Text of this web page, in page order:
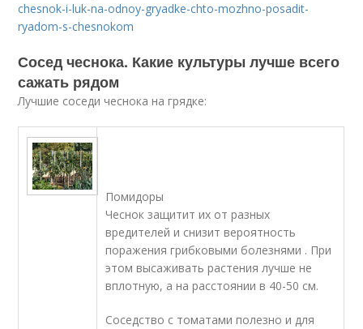
chesnok-i-luk-na-odnoy-gryadke-chto-mozhno-posadit-
ryadom-s-chesnokom
Сосед чеснока. Какие культуры лучше всего
сажать рядом
Лучшие соседи чеснока на грядке:
Помидоры
Чеснок защитит их от разных
вредителей и снизит вероятность
поражения грибковыми болезнями . При
этом высаживать растения лучше не
вплотную, а на расстоянии в 40-50 см.
Соседство с томатами полезно и для